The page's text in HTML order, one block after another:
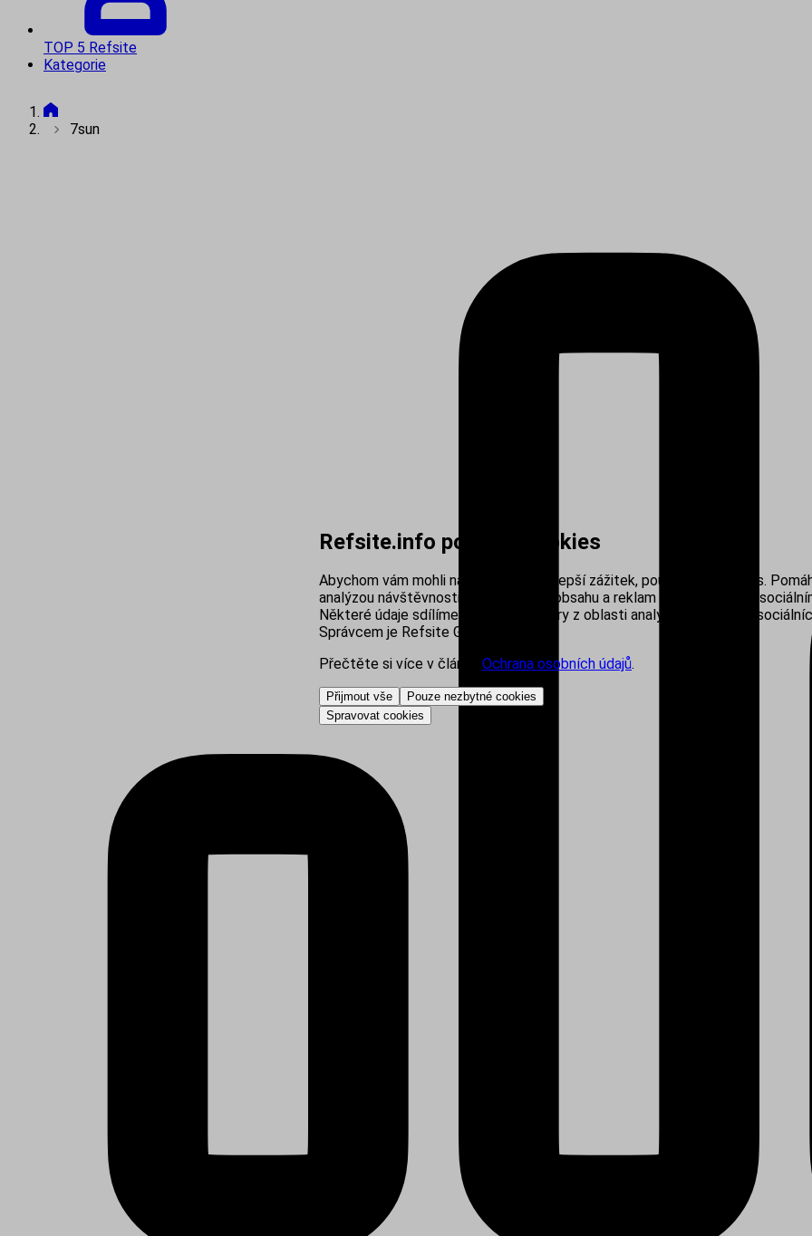
TOP 5 Refsite
Kategorie
7sun
Refsite.info používá cookies
Abychom vám mohli nabídnout co nejlepší zážitek, používáme cookies.
analýzou návštěvnosti, personalizací obsahu a reklam i propojením se
Některé údaje sdílíme s našimi partnery z oblasti analytiky, reklamy a
Správcem je Refsite Group s.r.o.
Přečtěte si více v článku
Ochrana osobních údajů.
Přijmout vše
Pouze nezbytné cookies
Spravovat cookies